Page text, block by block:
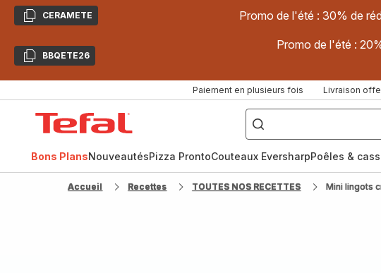
CopierCERAMETE Promo de l'été : 30% de
CopierBBQETE26
Promo de l'été :
Paiement en plusieurs fois Livraison
["Poêles
inox,
Cake
Factory,
Bons PlansNouveautésPizza ProntoCouteaux EversharpPoêles &
Accueil Recettes TOUTES NOS RECETTES Mini lingots